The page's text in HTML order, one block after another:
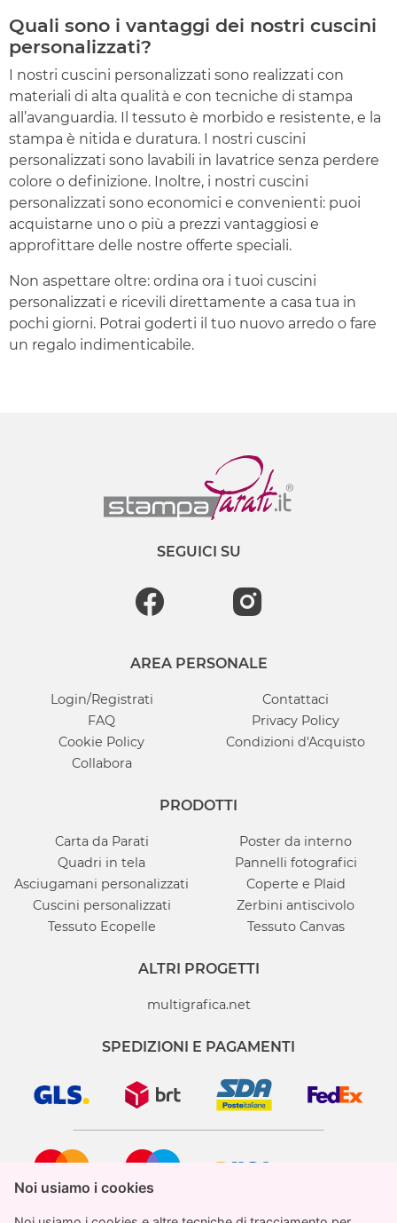
Noi usiamo i cookies
Noi usiamo i cookies
Quali sono i vantaggi dei nostri cuscini
personalizzati?
I nostri cuscini personalizzati sono realizzati con
materiali di alta qualità e con tecniche di stampa
all’avanguardia. Il tessuto è morbido e resistente, e la
stampa è nitida e duratura. I nostri cuscini
personalizzati sono lavabili in lavatrice senza perdere
colore o definizione. Inoltre, i nostri cuscini
personalizzati sono economici e convenienti: puoi
acquistarne uno o più a prezzi vantaggiosi e
approfittare delle nostre offerte speciali.
Non aspettare oltre: ordina ora i tuoi cuscini
personalizzati e ricevili direttamente a casa tua in
pochi giorni. Potrai goderti il tuo nuovo arredo o fare
un regalo indimenticabile.
SEGUICI SU
AREA PERSONALE
Login/Registrati
Contattaci
FAQ
Privacy Policy
Cookie Policy
Condizioni d'Acquisto
Collabora
PRODOTTI
Carta da Parati
Poster da interno
Quadri in tela
Pannelli fotografici
Asciugamani personalizzati
Coperte e Plaid
Cuscini personalizzati
Zerbini antiscivolo
Tessuto Ecopelle
Tessuto Canvas
ALTRI PROGETTI
multigrafica.net
SPEDIZIONI E PAGAMENTI